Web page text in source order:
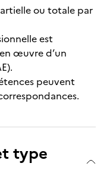
ou totale par
est
œuvre d’un
peuvent
type